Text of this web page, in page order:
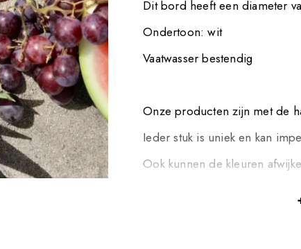
Dit bord heeft een diameter
Ondertoon: wit
Vaatwasser bestendig
Onze producten zijn met de
Ieder stuk is uniek en kan
Ook kunnen de kleuren